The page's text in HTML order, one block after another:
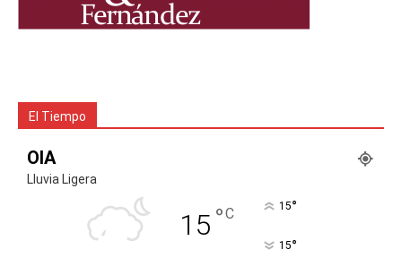
El Tiempo
OIA
Lluvia Ligera
15 °C 15°
15°